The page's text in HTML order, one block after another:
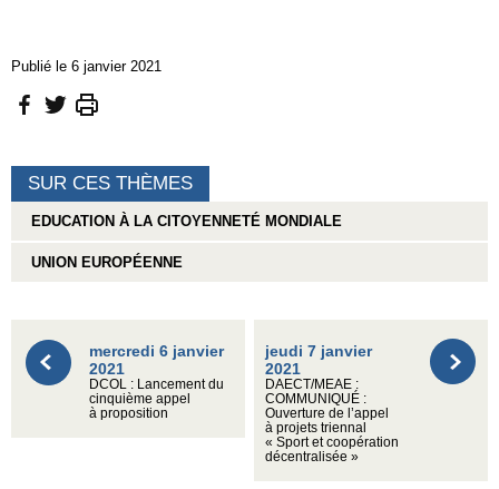
Publié le 6 janvier 2021
SUR CES THÈMES
EDUCATION À LA CITOYENNETÉ MONDIALE
UNION EUROPÉENNE
mercredi 6 janvier
2021
DCOL : Lancement du
cinquième appel
à proposition
jeudi 7 janvier
2021
DAECT/MEAE :
COMMUNIQUÉ :
Ouverture de l’appel
à projets triennal
« Sport et coopération
décentralisée »